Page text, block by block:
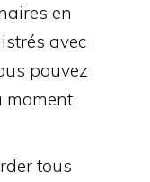
en
avec
pouvez
moment
tous